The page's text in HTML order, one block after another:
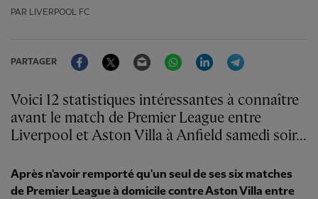
PAR LIVERPOOL FC
PARTAGER
FacebookTwitter Email WhatsAppLinkedIn
Voici 12 statistiques intéressantes à connaître
avant le match de Premier League entre
Liverpool et Aston Villa à Anfield samedi soir...
Après n'avoir remporté qu'un seul de ses six matches
de Premier League à domicile contre Aston Villa entre